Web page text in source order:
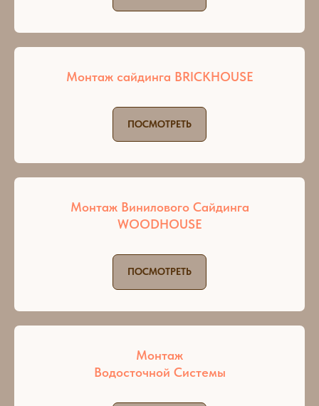
Монтаж сайдинга BRICKHOUSE
ПОСМОТРЕТЬ
Монтаж Винилового Сайдинга
WOODHOUSE
ПОСМОТРЕТЬ
Монтаж
Водосточной Системы